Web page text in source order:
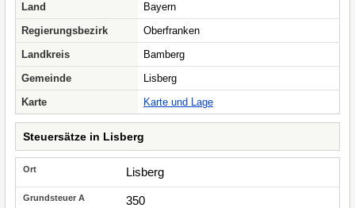
Land
Bayern
Regierungsbezirk
Oberfranken
Landkreis
Bamberg
Gemeinde
Lisberg
Karte
Karte und Lage
Steuersätze in Lisberg
Lisberg
350